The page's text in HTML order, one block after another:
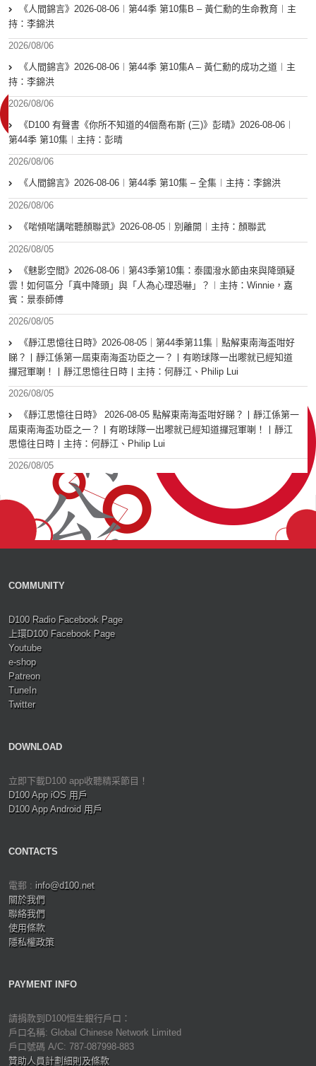
《人間錦言》2026-08-06︱第44季 第10集B – 黃仁勳的生命教育︱主
持：李錦洪
2026/08/06
《人間錦言》2026-08-06︱第44季 第10集A – 黃仁勳的成功之道︱主
持：李錦洪
2026/08/06
《D100 有聲書《你所不知道的4個喬布斯 (三)》彭晴》2026-08-06︱
第44季 第10集︱主持：彭晴
2026/08/06
《人間錦言》2026-08-06︱第44季 第10集 – 全集︱主持：李錦洪
2026/08/06
《啱傾啱講啱聽顏聯武》2026-08-05︱別離開︱主持：顏聯武
2026/08/05
《魅影空間》2026-08-06︱第43季第10集：泰國潑水節由來與降頭疑
雲！如何區分「真中降頭」與「人為心理恐嚇」？︱主持：Winnie，嘉
賓：景泰師傅
2026/08/05
《靜江思憶往日時》2026-08-05｜第44季第11集｜點解東南海盃咁好
睇？丨靜江係第一屆東南海盃功臣之一？丨有啲球隊一出嚟就已經知道
攞冠軍喇！丨靜江思憶往日時丨主持：何靜江、Philip Lui
2026/08/05
《靜江思憶往日時》 2026-08-05 點解東南海盃咁好睇？丨靜江係第一
屆東南海盃功臣之一？丨有啲球隊一出嚟就已經知道攞冠軍喇！丨靜江
思憶往日時丨主持：何靜江、Philip Lui
2026/08/05
COMMUNITY
D100 Radio Facebook Page
上環D100 Facebook Page
Youtube
e-shop
Patreon
TuneIn
Twitter
DOWNLOAD
立即下載D100 app收聽精采節目！
D100 App iOS 用戶
D100 App Android 用戶
CONTACTS
電郵 : info@d100.net
關於我們
聯絡我們
使用條款
隱私權政策
PAYMENT INFO
請捐款到D100恒生銀行戶口：
戶口名稱: Global Chinese Network Limited
戶口號碼 A/C: 787-087998-883
贊助人員計劃細則及條款